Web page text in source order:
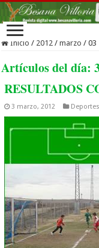
Inicio / 2012 / marzo / 03
Artículos del día:
RESULTADOS
3 marzo, 2012 Deportes